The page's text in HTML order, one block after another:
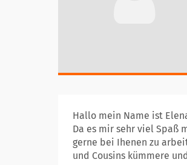
Hallo mein Name ist
Da es mir sehr viel Spaß
gerne bei Ihenen zu
und Cousins kümmere